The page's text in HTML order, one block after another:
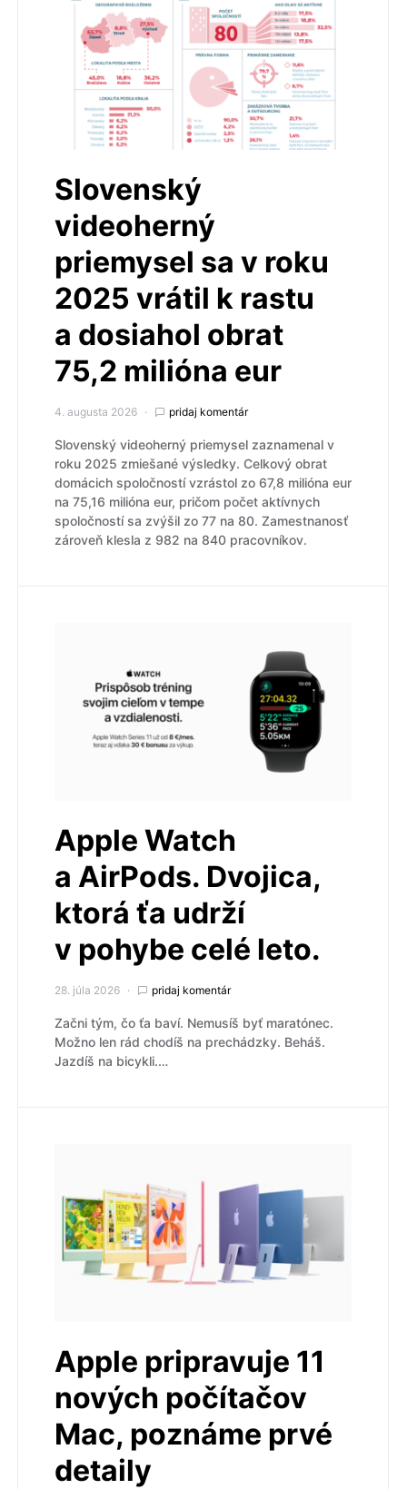
Slovenský
videoherný
priemysel sa v roku
2025 vrátil k rastu
a dosiahol obrat
75,2 milióna eur
4. augusta 2026 pridaj komentár
Slovenský videoherný priemysel zaznamenal v
roku 2025 zmiešané výsledky. Celkový obrat
domácich spoločností vzrástol zo 67,8 milióna eur
na 75,16 milióna eur, pričom počet aktívnych
spoločností sa zvýšil zo 77 na 80. Zamestnanosť
zároveň klesla z 982 na 840 pracovníkov.
Apple Watch
a AirPods. Dvojica,
ktorá ťa udrží
v pohybe celé leto.
28. júla 2026 pridaj komentár
Začni tým, čo ťa baví. Nemusíš byť maratónec.
Možno len rád chodíš na prechádzky. Beháš.
Jazdíš na bicykli.…
Apple pripravuje 11
nových počítačov
Mac, poznáme prvé
detaily